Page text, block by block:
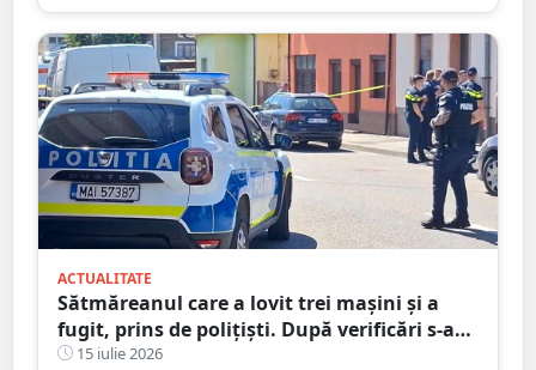
ACTUALITATE
Sătmăreanul care a lovit trei mașini și a
fugit, prins de polițiști. După verificări s-a
ales și cu dosar penal
15 iulie 2026